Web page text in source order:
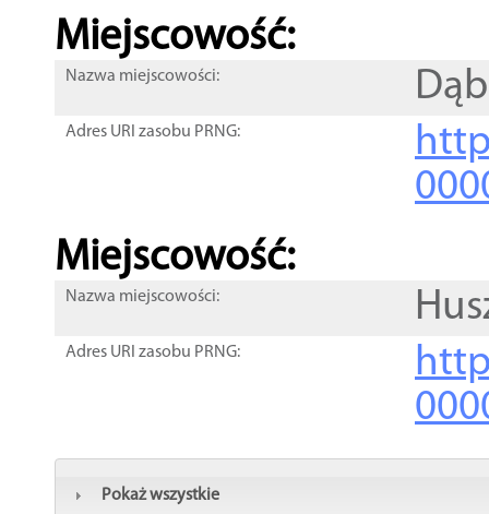
Miejscowość:
Nazwa miejscowości:
Adres URI zasobu PRNG:
Miejscowość:
Nazwa miejscowości:
Adres URI zasobu PRNG:
Pokaż wszystkie